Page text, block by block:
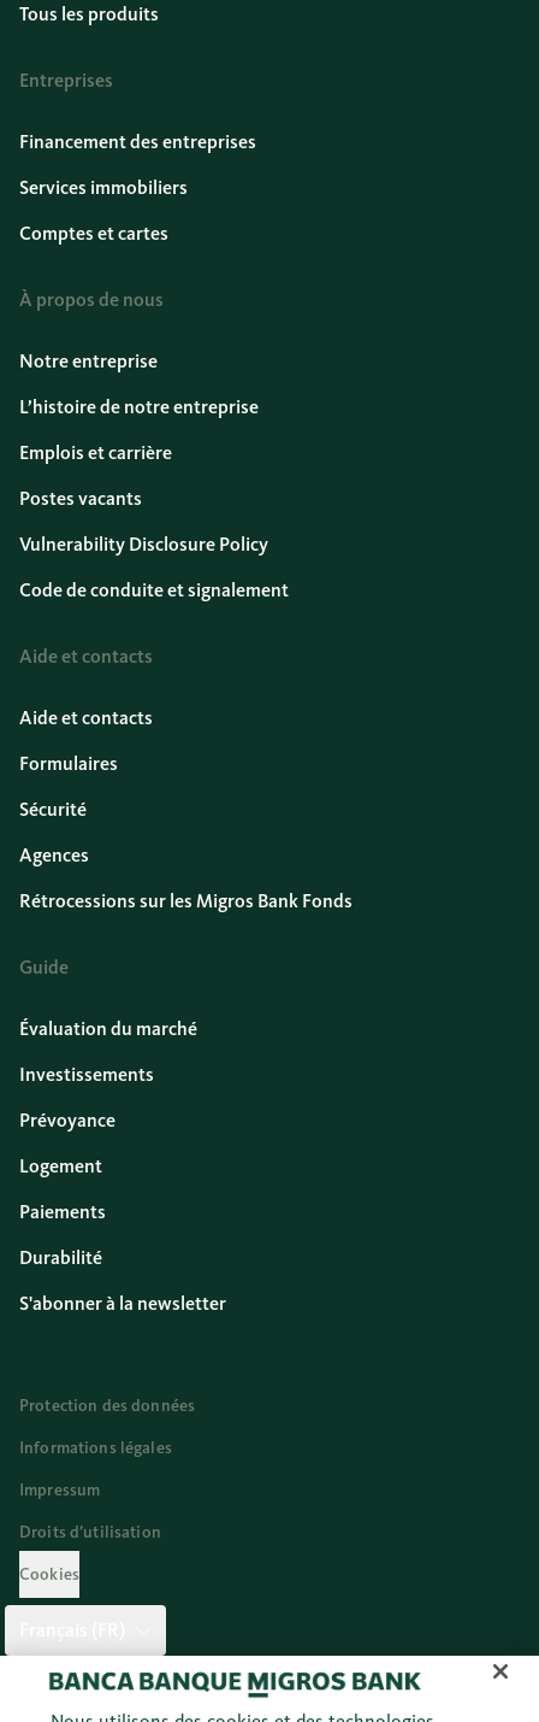
Tous les produits
Entreprises
Financement des entreprises
Services immobiliers
Comptes et cartes
À propos de nous
Notre entreprise
L’histoire de notre entreprise
Emplois et carrière
Postes vacants
Vulnerability Disclosure Policy
Code de conduite et signalement
Aide et contacts
Aide et contacts
Formulaires
Sécurité
Agences
Rétrocessions sur les Migros Bank Fonds
Guide
Évaluation du marché
Investissements
Prévoyance
Logement
Paiements
Durabilité
S'abonner à la newsletter
Protection des données
Informations légales
Impressum
Droits d’utilisation
Cookies
Facebook Instagram Youtube